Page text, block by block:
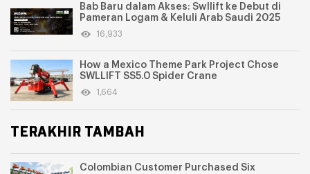
Bab Baru dalam Akses: Swllift ke Debut di
Pameran Logam & Keluli Arab Saudi 2025
16,933
How a Mexico Theme Park Project Chose
SWLLIFT SS5.0 Spider Crane
1,664
TERAKHIR TAMBAH
Colombian Customer Purchased Six